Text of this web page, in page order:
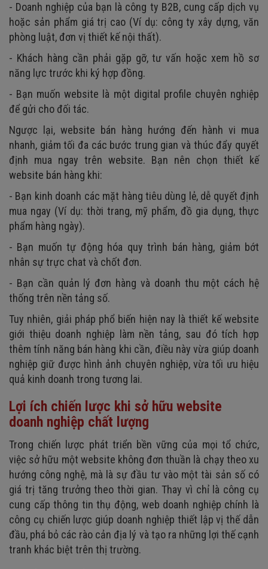
- Doanh nghiệp của bạn là công ty B2B, cung cấp dịch vụ
hoặc sản phẩm giá trị cao (Ví dụ: công ty xây dựng, văn
phòng luật, đơn vị thiết kế nội thất).
- Khách hàng cần phải gặp gỡ, tư vấn hoặc xem hồ sơ
năng lực trước khi ký hợp đồng.
- Bạn muốn website là một digital profile chuyên nghiệp
để gửi cho đối tác.
Ngược lại, website bán hàng hướng đến hành vi mua
nhanh, giảm tối đa các bước trung gian và thúc đẩy quyết
định mua ngay trên website. Bạn nên chọn thiết kế
website bán hàng khi:
- Bạn kinh doanh các mặt hàng tiêu dùng lẻ, dễ quyết định
mua ngay (Ví dụ: thời trang, mỹ phẩm, đồ gia dụng, thực
phẩm hàng ngày).
- Bạn muốn tự động hóa quy trình bán hàng, giảm bớt
nhân sự trực chat và chốt đơn.
- Bạn cần quản lý đơn hàng và doanh thu một cách hệ
thống trên nền tảng số.
Tuy nhiên, giải pháp phổ biến hiện nay là thiết kế website
giới thiệu doanh nghiệp làm nền tảng, sau đó tích hợp
thêm tính năng bán hàng khi cần, điều này vừa giúp doanh
nghiệp giữ được hình ảnh chuyên nghiệp, vừa tối ưu hiệu
quả kinh doanh trong tương lai.
Lợi ích chiến lược khi sở hữu website
doanh nghiệp chất lượng
Trong chiến lược phát triển bền vững của mọi tổ chức,
việc sở hữu một website không đơn thuần là chạy theo xu
hướng công nghệ, mà là sự đầu tư vào một tài sản số có
giá trị tăng trưởng theo thời gian. Thay vì chỉ là công cụ
cung cấp thông tin thụ động, web doanh nghiệp chính là
công cụ chiến lược giúp doanh nghiệp thiết lập vị thế dẫn
đầu, phá bỏ các rào cản địa lý và tạo ra những lợi thế cạnh
tranh khác biệt trên thị trường.